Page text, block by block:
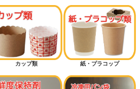
カップ類 紙・プラコップ